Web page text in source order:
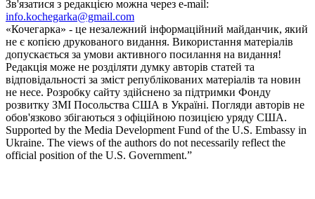
Зв'язатися з редакцією можна через e-mail:
info.kochegarka@gmail.com
«Кочегарка» - це незалежний інформаційний майданчик, який
не є копією друкованого видання. Використання матеріалів
допускається за умови активного посилання на видання!
Редакція може не розділяти думку авторів статей та
відповідальності за зміст републікованих матеріалів та новин
не несе. Розробку сайту здійснено за підтримки Фонду
розвитку ЗМІ Посольства США в Україні. Погляди авторів не
обов'язково збігаються з офіційною позицією уряду США.
Supported by the Media Development Fund of the U.S. Embassy in
Ukraine. The views of the authors do not necessarily reflect the
official position of the U.S. Government.”